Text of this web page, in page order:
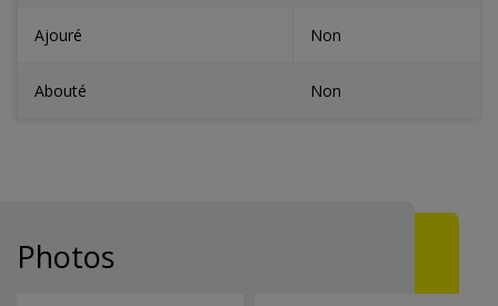
Ajouré Non
Abouté Non
Photos